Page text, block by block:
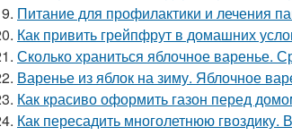
Питание для профилактики и лечения
Как привить грейпфрут в домашних
Сколько храниться яблочное варенье.
Варенье из яблок на зиму. Яблочное
Как красиво оформить газон перед
Как пересадить многолетнюю